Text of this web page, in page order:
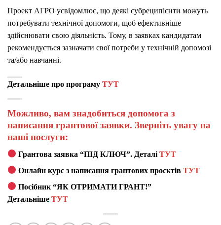
Проект АГРО усвідомлює, що деякі субреципієнти можуть
потребувати технічної допомоги, щоб ефективніше
здійснювати свою діяльність. Тому, в заявках кандидатам
рекомендується зазначати свої потреби у технічній допомозі
та/або навчанні.
Детальніше про програму ТУТ
Можливо, вам знадобиться допомога з
написання грантової заявки. Зверніть увагу на
наші послуги:
Грантова заявка “ПІД КЛЮЧ”. ДеталіТУТ
Онлайн курс з написання грантових проєктівТУТ
Посібник “ЯК ОТРИМАТИ ГРАНТ!”
Детальніше ТУТ